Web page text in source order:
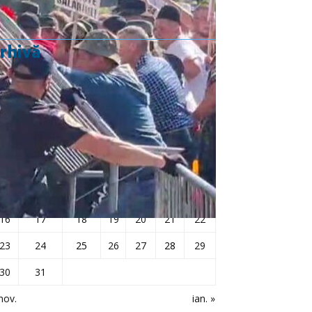
decembrie 2013
Ma Mi V S D
ian. »
1
3 4 5 6
8
9
11 12 14
15
17 18 19 20 21
22
24 25 26 27 28
29
31